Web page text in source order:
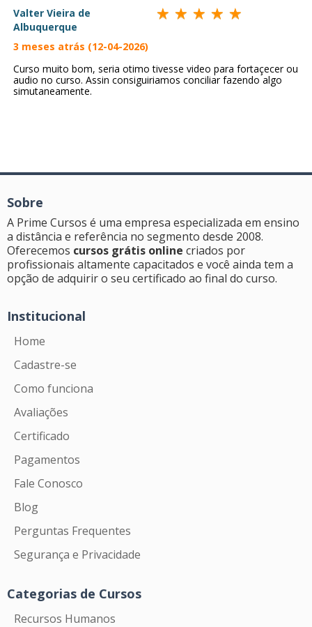
Valter Vieira de
Albuquerque
3 meses atrás (12-04-2026)
Curso muito bom, seria otimo tivesse video para fortaçecer ou
audio no curso. Assin consiguiriamos conciliar fazendo algo
simutaneamente.
Sobre
A Prime Cursos é uma empresa especializada em ensino
a distância e referência no segmento desde 2008.
Oferecemos cursos grátis online criados por
profissionais altamente capacitados e você ainda tem a
opção de adquirir o seu certificado ao final do curso.
Institucional
Home
Cadastre-se
Como funciona
Avaliações
Certificado
Pagamentos
Fale Conosco
Blog
Perguntas Frequentes
Segurança e Privacidade
Categorias de Cursos
Recursos Humanos